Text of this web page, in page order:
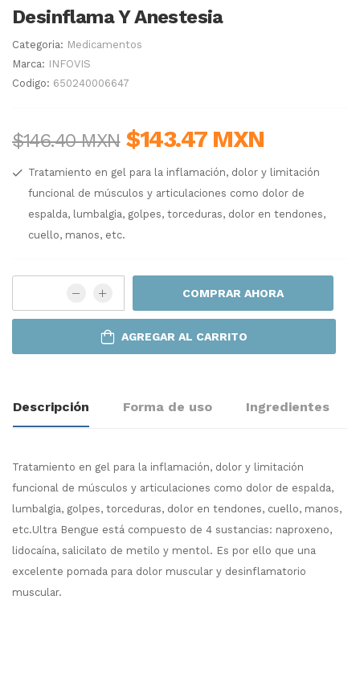
Desinflama Y Anestesia
Categoria: Medicamentos
Marca: INFOVIS
Codigo: 650240006647
$146.40 MXN $143.47 MXN
Tratamiento en gel para la inflamación, dolor y limitación
funcional de músculos y articulaciones como dolor de
espalda, lumbalgia, golpes, torceduras, dolor en tendones,
cuello, manos, etc.
COMPRAR AHORA
AGREGAR AL CARRITO
Descripción Forma de uso Ingredientes
Tratamiento en gel para la inflamación, dolor y limitación
funcional de músculos y articulaciones como dolor de espalda,
lumbalgia, golpes, torceduras, dolor en tendones, cuello, manos,
etc.Ultra Bengue está compuesto de 4 sustancias: naproxeno,
lidocaína, salicilato de metilo y mentol. Es por ello que una
excelente pomada para dolor muscular y desinflamatorio
muscular.